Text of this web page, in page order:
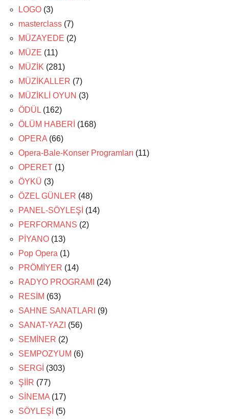
LOGO (3)
masterclass (7)
MÜZAYEDE (2)
MÜZE (11)
MÜZİK (281)
MÜZİKALLER (7)
MÜZİKLİ OYUN (3)
ÖDÜL (162)
ÖLÜM HABERİ (168)
OPERA (66)
Opera-Bale-Konser Programları (11)
OPERET (1)
ÖYKÜ (3)
ÖZEL GÜNLER (48)
PANEL-SÖYLEŞİ (14)
PERFORMANS (2)
PİYANO (13)
Pop Opera (1)
PRÖMİYER (14)
RADYO PROGRAMI
(24)
RESİM (63)
SAHNE SANATLARI (9)
SANAT-YAZI (56)
SEMİNER (2)
SEMPOZYUM (6)
SERGİ (303)
ŞİİR (77)
SİNEMA (17)
SÖYLEŞİ (5)